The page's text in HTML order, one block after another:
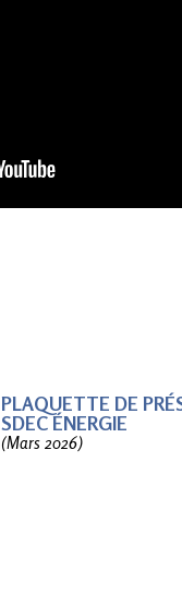
PLAQUETTE DE
SDEC ÉNERGIE
(Mars 2026)